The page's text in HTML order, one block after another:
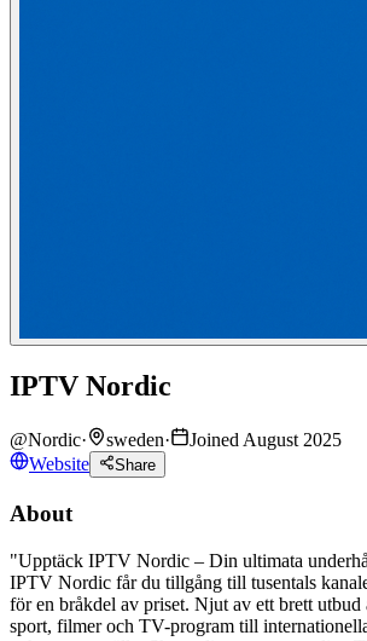
IPTV Nordic
@Nordic· sweden·
Joined August 2025
Website
Share
About
"Upptäck IPTV Nordic – Din ultimata
IPTV Nordic får du tillgång till tusentals
för en bråkdel av priset. Njut av ett brett
sport, filmer och TV-program till